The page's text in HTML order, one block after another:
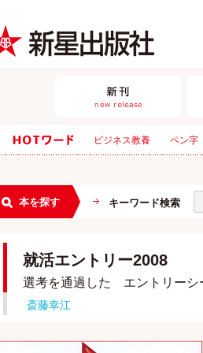
ビジネス教養 ペン字
本を探す キーワード検索
就活エントリー2008
選考を通過した エントリーシ
斎藤幸江